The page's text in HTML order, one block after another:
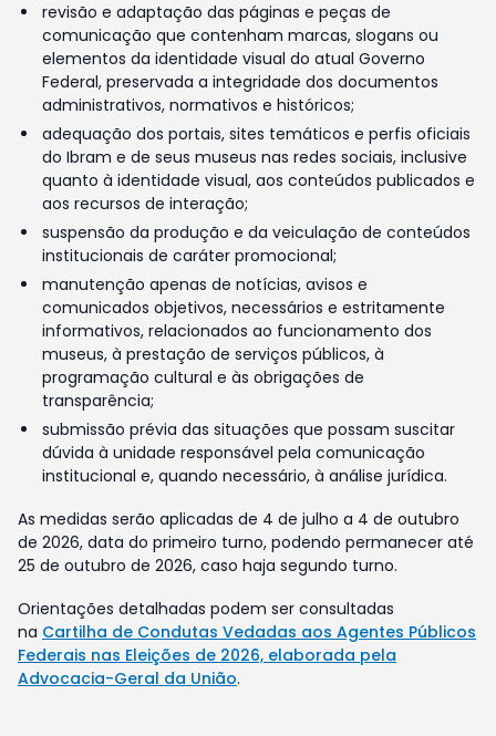
revisão e adaptação das páginas e peças de
comunicação que contenham marcas, slogans ou
elementos da identidade visual do atual Governo
Federal, preservada a integridade dos documentos
administrativos, normativos e históricos;
adequação dos portais, sites temáticos e perfis oficiais
do Ibram e de seus museus nas redes sociais, inclusive
quanto à identidade visual, aos conteúdos publicados e
aos recursos de interação;
suspensão da produção e da veiculação de conteúdos
institucionais de caráter promocional;
manutenção apenas de notícias, avisos e
comunicados objetivos, necessários e estritamente
informativos, relacionados ao funcionamento dos
museus, à prestação de serviços públicos, à
programação cultural e às obrigações de
transparência;
submissão prévia das situações que possam suscitar
dúvida à unidade responsável pela comunicação
institucional e, quando necessário, à análise jurídica.
As medidas serão aplicadas de 4 de julho a 4 de outubro
de 2026, data do primeiro turno, podendo permanecer até
25 de outubro de 2026, caso haja segundo turno.
Orientações detalhadas podem ser consultadas
na Cartilha de Condutas Vedadas aos Agentes Públicos
Federais nas Eleições de 2026, elaborada pela
Advocacia-Geral da União.